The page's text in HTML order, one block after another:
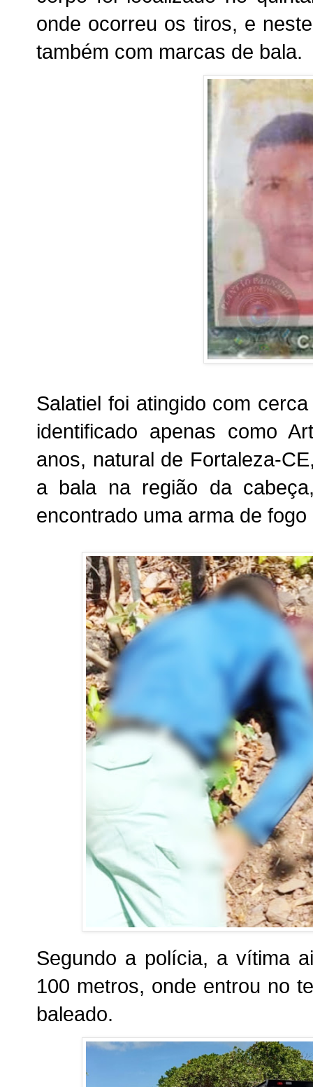
onde ocorreu os tiros, e
também com marcas de bala.
Salatiel foi atingido com
identificado apenas como
anos, natural de Fortaleza-
a bala na região da
encontrado uma arma de
Segundo a polícia, a vítima
100 metros, onde entrou no
baleado.